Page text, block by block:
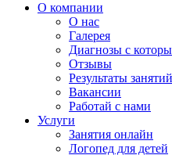
О компании
О нас
Галерея
Диагнозы с
Отзывы
Результаты занятий
Вакансии
Работай с нами
Услуги
Занятия онлайн
Логопед для детей